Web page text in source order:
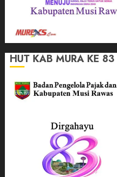
HUT KAB MURA KE 83